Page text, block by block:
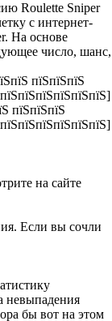
Roulette Sniper
с интернет-
На основе
число, шанс,
пїЅпїЅпїЅ
пїЅпїЅпїЅ
на сайте
Если вы сочли
невыпадения
бы вот на этом